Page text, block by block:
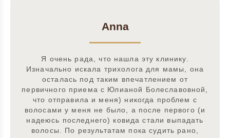
Anna
Я очень рада, что нашла эту клинику.
Изначально искала трихолога для мамы, она
осталась под таким впечатлением от
первичного приема с Юлианой Болеславовной,
что отправила и меня) никогда проблем с
волосами у меня не было, а после первого (и
надеюсь последнего) ковида стали выпадать
волосы. По результатам пока судить рано,